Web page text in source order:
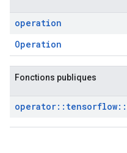
operation
Operation
Fonctions publiques
operator:: tensorflow::